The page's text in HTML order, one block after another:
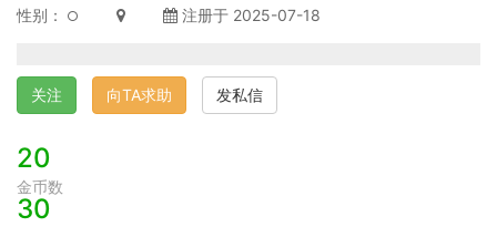
性别： 注册于 2025-07-18
关注 向TA求助 发私信
20
金币数
30